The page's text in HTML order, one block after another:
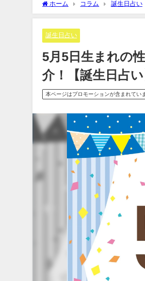
ホーム コラム 誕生日占い
誕生日占い
5月5日生まれの
介！【誕生日占い
本ページはプロモーションが含まれてい